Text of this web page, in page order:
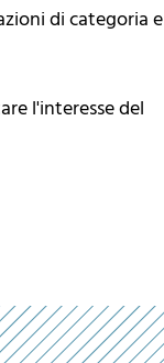
di categoria e
l'interesse del